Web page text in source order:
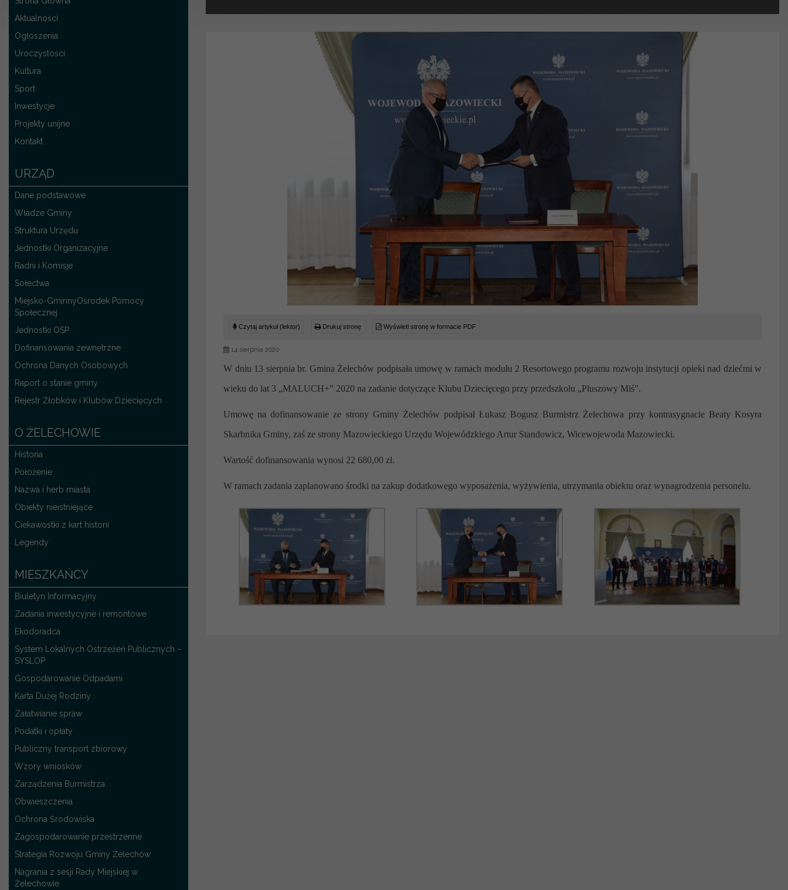
Aktualności
Ogłoszenia
Uroczystości
Kultura
Sport
Inwestycje
Projekty unijne
Kontakt
URZĄD
Dane podstawowe
Władze Gminy
Struktura Urzędu
Jednostki Organizacyjne
Radni i Komisje
Sołectwa
Miejsko-GminnyOśrodek Pomocy
Społecznej
Jednostki OSP
Dofinansowania zewnętrzne
Ochrona Danych Osobowych
Raport o stanie gminy
Rejestr Żłobków i Klubów Dziecięcych
O ŻELECHOWIE
Historia
Położenie
Nazwa i herb miasta
Obiekty nieistniejące
Ciekawostki z kart historii
Legendy
MIESZKAŃCY
Biuletyn Informacyjny
Zadania inwestycyjne i remontowe
Ekodoradca
System Lokalnych Ostrzeżeń Publicznych –
SYSLOP
Gospodarowanie Odpadami
Karta Dużej Rodziny
Załatwianie spraw
Podatki i opłaty
Publiczny transport zbiorowy
Wzory wniosków
Zarządzenia Burmistrza
Obwieszczenia
Ochrona Środowiska
Zagospodarowanie przestrzenne
Strategia Rozwoju Gminy Żelechów
Nagrania z sesji Rady Miejskiej w
Żelechowie
Czytaj artykuł (lektor) Drukuj stronę Wyświetl stronę w formacie PDF
14 sierpnia 2020
W dniu 13 sierpnia br. Gmina Żelechów podpisała umowę w ramach modułu 2 Resortowego programu rozwoju instytucji opieki nad dziećmi w
wieku do lat 3 „MALUCH+” 2020 na zadanie dotyczące Klubu Dziecięcego przy przedszkolu „Pluszowy Miś”.
Umowę na dofinansowanie ze strony Gminy Żelechów podpisał Łukasz Bogusz Burmistrz Żelechowa przy kontrasygnacie Beaty Kosyra
Skarbnika Gminy, zaś ze strony Mazowieckiego Urzędu Wojewódzkiego Artur Standowicz, Wicewojewoda Mazowiecki.
Wartość dofinansowania wynosi 22 680,00 zł.
W ramach zadania zaplanowano środki na zakup dodatkowego wyposażenia, wyżywienia, utrzymania obiektu oraz wynagrodzenia personelu.